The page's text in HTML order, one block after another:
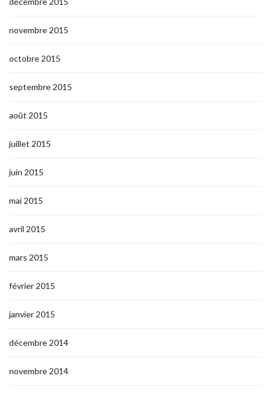
novembre 2015
octobre 2015
septembre 2015
août 2015
juillet 2015
juin 2015
mai 2015
avril 2015
mars 2015
février 2015
janvier 2015
décembre 2014
novembre 2014